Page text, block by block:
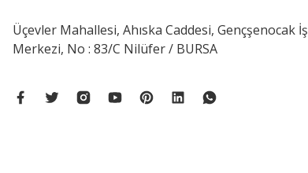
Üçevler Mahallesi, Ahıska Caddesi, Gençşenocak İş
Merkezi, No : 83/C Nilüfer / BURSA